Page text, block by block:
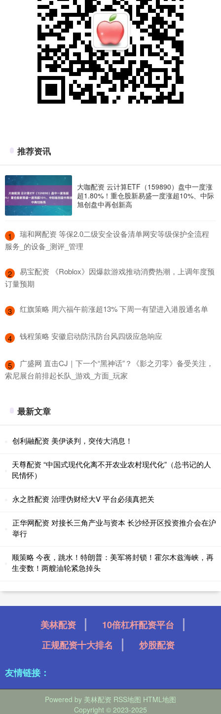
推荐资讯
大咖配资 云计算ETF（159890）盘中一度涨
超1.80%！重仓股新易盛一度涨超10%、中际
旭创盘中再创新高
1
​瑞和网配资 等保2.0二级安全设备清单网安等级保护全流程
服务_的设备_测评_管理
2
​易宝配资 《Roblox》因爆款游戏推动消费热潮，上调年度预
订量预期
3 ​红旗策略 周六福午前涨超13% 下周一有望进入港股通名单
4 ​钱程策略 安徽启动防汛防台风四级应急响应
5
​广盛网 直击CJ｜下一个“黑神话”？《影之刃零》备受关注，
索尼展台前排起长队_游戏_方面_玩家
最新文章
创利融配资 美伊谈判，突传大消息！
天尊配资 “中国式现代化离不开农业农村现代化”（总书记的人
民情怀）
永之胜配资 治理伪财经大V 平台必须真把关
正华网配资 对接长三角产业与资本 长沙经开区投资推介会在沪
举行
顺策略 今夜，跳水！特朗普：美军将封锁！霍尔木兹海峡，再
生变数！两艘油轮紧急掉头
美林配资
10倍杠杆配资平台
正规配资十大排名
炒股配资
友情链接：
Powered by 美林配资 RSS地图 HTML地图
Copyright © 2023-2025